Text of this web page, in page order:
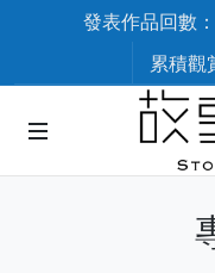
發表作品回數：
累積觀